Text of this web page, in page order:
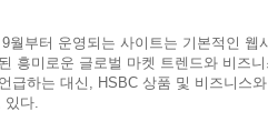
월부터 운영되는 사이트는 기본적인 웹
흥미로운 글로벌 마켓 트렌드와 비즈
급하는 대신, HSBC 상품 및 비즈니스
다.